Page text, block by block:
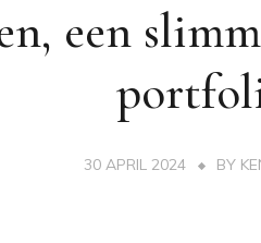
een
30 APRIL 2024 BY